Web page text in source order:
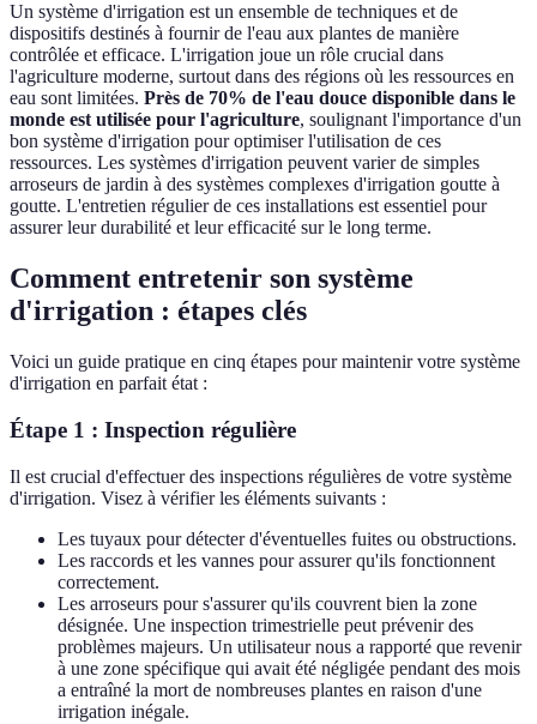
Un système d'irrigation est un ensemble de techniques et de
dispositifs destinés à fournir de l'eau aux plantes de manière
contrôlée et efficace. L'irrigation joue un rôle crucial dans
l'agriculture moderne, surtout dans des régions où les ressources en
eau sont limitées. Près de 70% de l'eau douce disponible dans le
monde est utilisée pour l'agriculture, soulignant l'importance d'un
bon système d'irrigation pour optimiser l'utilisation de ces
ressources. Les systèmes d'irrigation peuvent varier de simples
arroseurs de jardin à des systèmes complexes d'irrigation goutte à
goutte. L'entretien régulier de ces installations est essentiel pour
assurer leur durabilité et leur efficacité sur le long terme.
Comment entretenir son système
d'irrigation : étapes clés
Voici un guide pratique en cinq étapes pour maintenir votre système
d'irrigation en parfait état :
Étape 1 : Inspection régulière
Il est crucial d'effectuer des inspections régulières de votre système
d'irrigation. Visez à vérifier les éléments suivants :
Les tuyaux pour détecter d'éventuelles fuites ou obstructions.
Les raccords et les vannes pour assurer qu'ils fonctionnent
correctement.
Les arroseurs pour s'assurer qu'ils couvrent bien la zone
désignée. Une inspection trimestrielle peut prévenir des
problèmes majeurs. Un utilisateur nous a rapporté que revenir
à une zone spécifique qui avait été négligée pendant des mois
a entraîné la mort de nombreuses plantes en raison d'une
irrigation inégale.